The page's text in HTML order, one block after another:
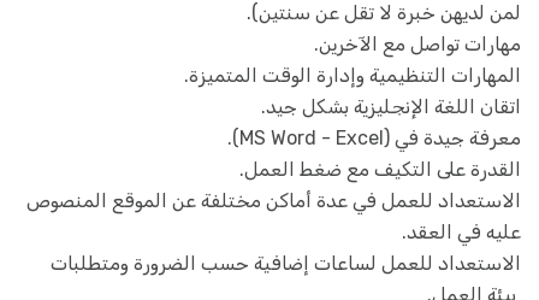
لمن لديهن خبرة لا تقل عن سنتين).
مهارات تواصل مع الآخرين.
المهارات التنظيمية وإدارة الوقت المتميزة.
اتقان اللغة الإنجليزية بشكل جيد.
معرفة جيدة في (MS Word - Excel).
القدرة على التكيف مع ضغط العمل.
الاستعداد للعمل في عدة أماكن مختلفة عن الموقع المنصوص
عليه في العقد.
الاستعداد للعمل لساعات إضافية حسب الضرورة ومتطلبات
بيئة العمل.